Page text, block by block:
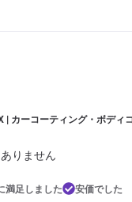
| カーコーティング・ボディ
りません
満足しました
安価でした